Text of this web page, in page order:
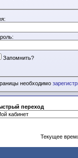
Запомнить?
необходимо
переход
Текущее